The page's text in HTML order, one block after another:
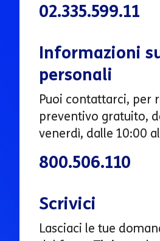
02.335.599.11
Informazioni
personali
Puoi contattarci, per
preventivo gratuito,
venerdì, dalle 10:00
800.506.110
Scrivici
Lasciaci le tue